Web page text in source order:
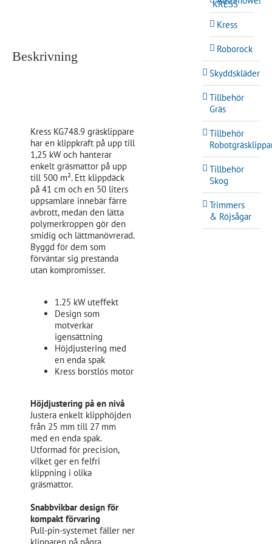
KRESS
Beskrivning
Kress KG748.9 gräsklippare
har en klippkraft på upp till
1,25 kW och hanterar
enkelt gräsmattor på upp
till 500 m². Ett klippdäck
på 41 cm och en 50 liters
uppsamlare innebär färre
avbrott, medan den lätta
polymerkroppen gör den
smidig och lättmanövrerad.
Byggd för dem som
förväntar sig prestanda
utan kompromisser.
1.25 kW uteffekt
Design som
motverkar
igensättning
Höjdjustering med
en enda spak
Kress borstlös motor
Höjdjustering på en nivå
Justera enkelt klipphöjden
från 25 mm till 27 mm
med en enda spak.
Utformad för precision,
vilket ger en felfri
klippning i olika
gräsmattor.
Snabbvikbar design för
kompakt förvaring
Pull-pin-systemet fäller ner
Kress
Roborock
Skyddskläder
Tillbehör
Gräs
Tillbehör
Tillbehör
Skog
Trimmers
& Röjsågar